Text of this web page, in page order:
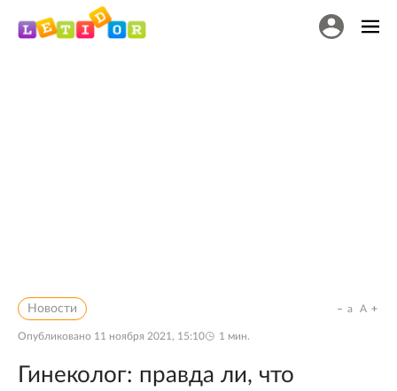
Новости
Опубликовано 11 ноября 2021, 15:10 1 мин.
a A
Гинеколог: правда ли, что